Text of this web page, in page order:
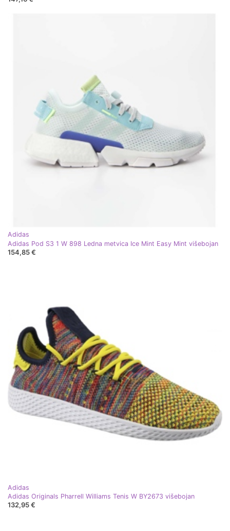
Adidas
Adidas Pod S3 1 W 898 Ledna metvica Ice Mint Easy Mint višebojan
154,85 €
Adidas
Adidas Originals Pharrell Williams Tenis W BY2673 višebojan
132,95 €